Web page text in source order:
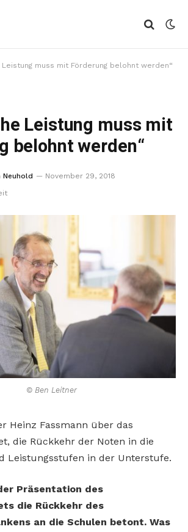
Leistung muss mit Förderung belohnt werden“
Leistung muss mit
belohnt werden“
Neuhold
November 29, 2018
© Ben Leitner
Heinz Fassmann über das
die Rückkehr der Noten in die
Leistungsstufen in der Unterstufe.
Präsentation des
die Rückkehr des
an die Schulen betont. Was